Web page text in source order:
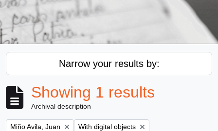
Narrow your results by:
Showing 1 results
Archival description
Remove filter:
Miño Avila, Juan Remove filter:
With digital objects